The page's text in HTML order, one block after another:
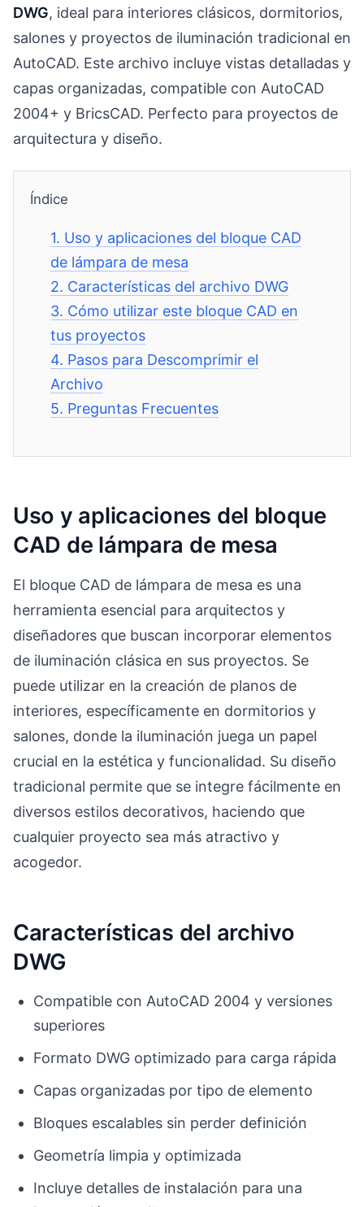
DWG, ideal para interiores clásicos, dormitorios,
salones y proyectos de iluminación tradicional en
AutoCAD. Este archivo incluye vistas detalladas y
capas organizadas, compatible con AutoCAD
2004+ y BricsCAD. Perfecto para proyectos de
arquitectura y diseño.
Índice
1. Uso y aplicaciones del bloque CAD
de lámpara de mesa
2. Características del archivo DWG
3. Cómo utilizar este bloque CAD en
tus proyectos
4. Pasos para Descomprimir el
Archivo
5. Preguntas Frecuentes
Uso y aplicaciones del bloque
CAD de lámpara de mesa
El bloque CAD de lámpara de mesa es una
herramienta esencial para arquitectos y
diseñadores que buscan incorporar elementos
de iluminación clásica en sus proyectos. Se
puede utilizar en la creación de planos de
interiores, específicamente en dormitorios y
salones, donde la iluminación juega un papel
crucial en la estética y funcionalidad. Su diseño
tradicional permite que se integre fácilmente en
diversos estilos decorativos, haciendo que
cualquier proyecto sea más atractivo y
acogedor.
Características del archivo
DWG
Compatible con AutoCAD 2004 y versiones
superiores
Formato DWG optimizado para carga rápida
Capas organizadas por tipo de elemento
Bloques escalables sin perder definición
Geometría limpia y optimizada
Incluye detalles de instalación para una